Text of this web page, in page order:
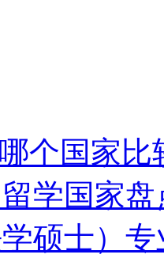
个国家
学国家盘
硕士）